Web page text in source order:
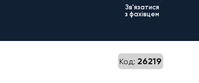
Зв'язатися
з фахівцем
Код: 26219